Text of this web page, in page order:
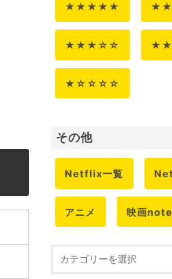
★★★★★
★★★☆☆
★☆☆☆☆
その他
Netflix一覧
アニメ 映画note